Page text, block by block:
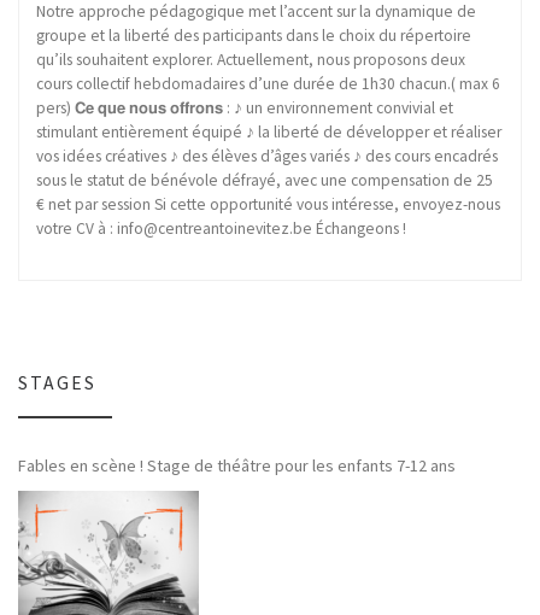
Notre approche pédagogique met l’accent sur la dynamique de
groupe et la liberté des participants dans le choix du répertoire
qu’ils souhaitent explorer. Actuellement, nous proposons deux
cours collectif hebdomadaires d’une durée de 1h30 chacun.( max 6
pers) 𝗖𝗲 𝗾𝘂𝗲 𝗻𝗼𝘂𝘀 𝗼𝗳𝗳𝗿𝗼𝗻𝘀 : ♪ un environnement convivial et
stimulant entièrement équipé ♪ la liberté de développer et réaliser
vos idées créatives ♪ des élèves d’âges variés ♪ des cours encadrés
sous le statut de bénévole défrayé, avec une compensation de 25
€ net par session Si cette opportunité vous intéresse, envoyez-nous
votre CV à : info@centreantoinevitez.be Échangeons !
STAGES
Fables en scène ! Stage de théâtre pour les enfants 7-12 ans